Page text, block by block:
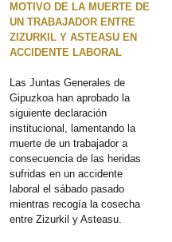
MOTIVO DE LA MUERTE DE
UN TRABAJADOR ENTRE
ZIZURKIL Y ASTEASU EN
ACCIDENTE LABORAL
Las Juntas Generales de
Gipuzkoa han aprobado la
siguiente declaración
institucional, lamentando la
muerte de un trabajador a
consecuencia de las heridas
sufridas en un accidente
laboral el sábado pasado
mientras recogía la cosecha
entre Zizurkil y Asteasu.